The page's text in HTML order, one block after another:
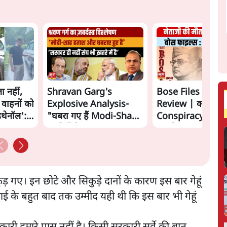
नहीं,
को
Shravan Garg's
Explosive Analysis-
"घबरा गए हैं Modi-Shah,
Bose Files Film
Review | क्या
Conspiracy का
गए। इन छोटे और सिकुड़े दानों के कारण इस बार गेहूं
बहुत बाद तक उम्मीद यही थी कि इस बार भी गेहूं